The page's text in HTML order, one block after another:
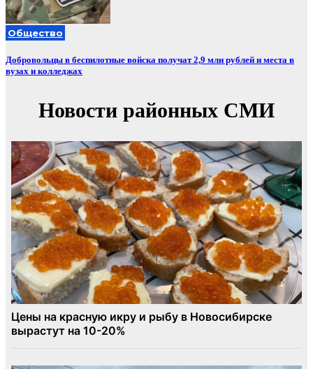
Общество
Добровольцы в беспилотные войска получат 2,9 млн рублей и места в
вузах и колледжах